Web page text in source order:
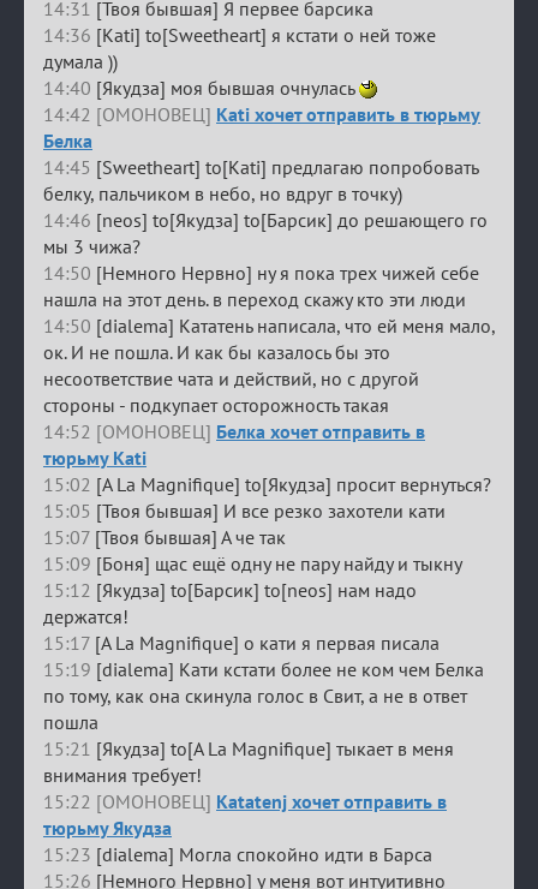
14:31 [Твоя бывшая] Я первее барсика
14:36 [Kati] to[Sweetheart] я кстати о ней тоже
думала ))
14:40 [Якудза] моя бывшая очнулась
14:42 [ОМОНОВЕЦ] Kati хочет отправить в тюрьму
Белка
14:45 [Sweetheart] to[Kati] предлагаю попробовать
белку, пальчиком в небо, но вдруг в точку)
14:46 [neos] to[Якудза] to[Барсик] до решающего го
мы 3 чижа?
14:50 [Немного Нервно] ну я пока трех чижей себе
нашла на этот день. в переход скажу кто эти люди
14:50 [dialema] Кататень написала, что ей меня мало,
ок. И не пошла. И как бы казалось бы это
несоответствие чата и действий, но с другой
стороны - подкупает осторожность такая
14:52 [ОМОНОВЕЦ] Белка хочет отправить в
тюрьму Kati
15:02 [A La Magnifique] to[Якудза] просит вернуться?
15:05 [Твоя бывшая] И все резко захотели кати
15:07 [Твоя бывшая] А че так
15:09 [Боня] щас ещё одну не пару найду и тыкну
15:12 [Якудза] to[Барсик] to[neos] нам надо
держатся!
15:17 [A La Magnifique] о кати я первая писала
15:19 [dialema] Кати кстати более не ком чем Белка
по тому, как она скинула голос в Свит, а не в ответ
пошла
15:21 [Якудза] to[A La Magnifique] тыкает в меня
внимания требует!
15:22 [ОМОНОВЕЦ] Katatenj хочет отправить в
тюрьму Якудза
15:23 [dialema] Могла спокойно идти в Барса
15:26 [Немного Нервно] у меня вот интуитивно